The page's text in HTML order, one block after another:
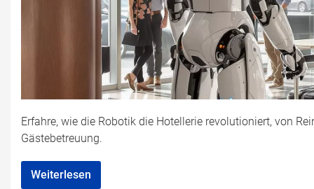
Erfahre, wie die Robotik die Hotellerie revolutioniert, von
Gästebetreuung.
Weiterlesen